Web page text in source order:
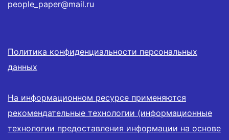
people_paper@mail.ru
Политика конфиденциальности персональных
данных
На информационном ресурсе применяются
рекомендательные технологии (информационные
технологии предоставления информации на основе